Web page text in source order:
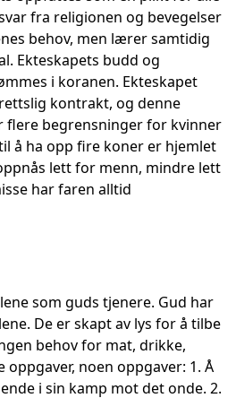
fra religionen og bevegelser
behov, men lærer samtidig
Ekteskapets budd og
i koranen. Ekteskapet
kontrakt, og denne
flere begrensninger for kvinner
å ha opp fire koner er hjemlet
lett for menn, mindre lett
har faren alltid
som guds tjenere. Gud har
De er skapt av lys for å tilbe
behov for mat, drikke,
oppgaver, noen oppgaver: 1. Å
i sin kamp mot det onde. 2.